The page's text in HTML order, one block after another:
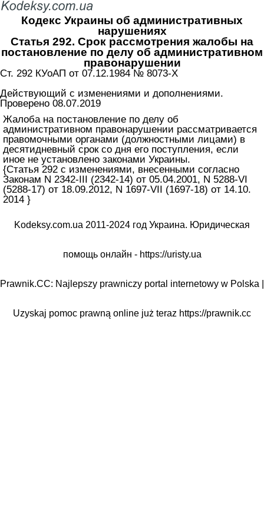
Кодекс Украины об административных
нарушениях
Статья 292. Срок рассмотрения жалобы на
постановление по делу об административном
правонарушении
Ст. 292 КУоАП от 07.12.1984 № 8073-X
Действующий с изменениями и дополнениями.
Проверено 08.07.2019
Жалоба на постановление по делу об
административном правонарушении рассматривается
правомочными органами (должностными лицами) в
десятидневный срок со дня его поступления, если
иное не установлено законами Украины.
{Статья 292 с изменениями, внесенными согласно
Законам N 2342-III (2342-14) от 05.04.2001, N 5288-VI
(5288-17) от 18.09.2012, N 1697-VII (1697-18) от 14.10.
2014 }
Kodeksy.com.ua 2011-2024 год Украина. Юридическая
помощь онлайн - https://uristy.ua
Prawnik.CC: Najlepszy prawniczy portal internetowy w Polska |
Uzyskaj pomoc prawną online już teraz https://prawnik.cc